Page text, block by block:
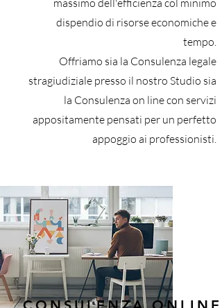
massimo dell'efficienza col minimo
dispendio di risorse economiche e
tempo.
Offriamo sia la Consulenza legale
stragiudiziale presso il nostro Studio sia
la Consulenza on line con servizi
appositamente pensati per un perfetto
appoggio ai professionisti.